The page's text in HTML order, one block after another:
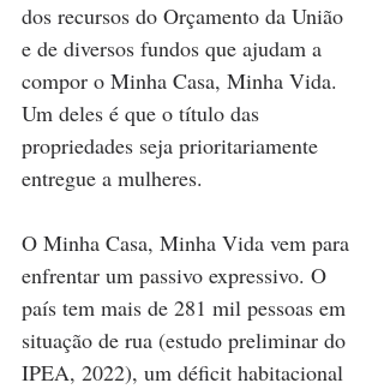
dos recursos do Orçamento da União
e de diversos fundos que ajudam a
compor o Minha Casa, Minha Vida.
Um deles é que o título das
propriedades seja prioritariamente
entregue a mulheres.
O Minha Casa, Minha Vida vem para
enfrentar um passivo expressivo. O
país tem mais de 281 mil pessoas em
situação de rua (estudo preliminar do
IPEA, 2022), um déficit habitacional